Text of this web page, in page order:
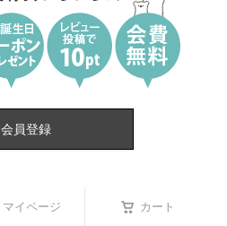
会員登録
マイページ カート